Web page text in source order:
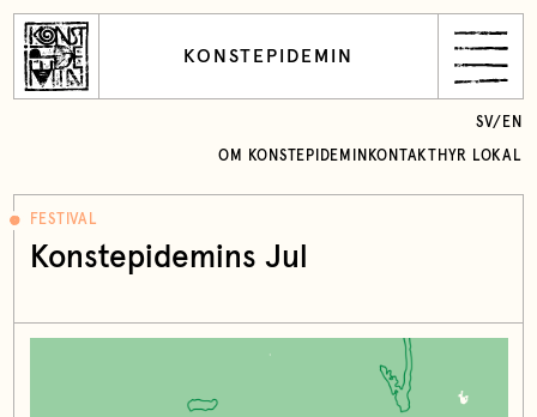
KONSTEPIDEMIN
OM KONSTEPIDEMIN KONTAKT HYR LOKAL
SV/ EN
FESTIVAL
Konstepidemins Jul